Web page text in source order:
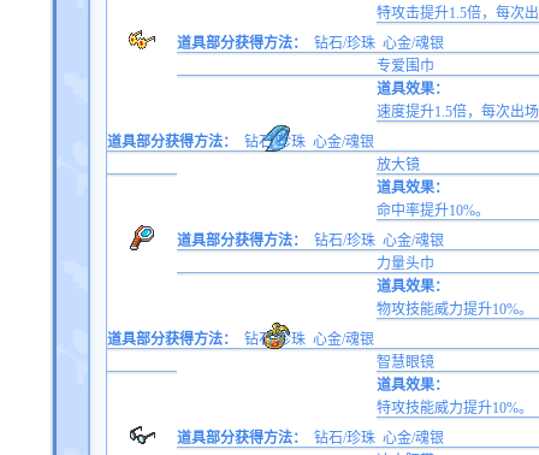
特攻击提升1.5倍，每次
道具部分获得方法：
钻石/珍珠 心金/魂银
专爱围巾
道具效果：
速度提升1.5倍，每次出
道具部分获得方法：
钻石/珍珠 心金/魂银
放大镜
道具效果：
命中率提升10%。
道具部分获得方法：
钻石/珍珠 心金/魂银
力量头巾
道具效果：
物攻技能威力提升10%。
道具部分获得方法：
钻石/珍珠 心金/魂银
智慧眼镜
道具效果：
特攻技能威力提升10%。
道具部分获得方法：
钻石/珍珠 心金/魂银